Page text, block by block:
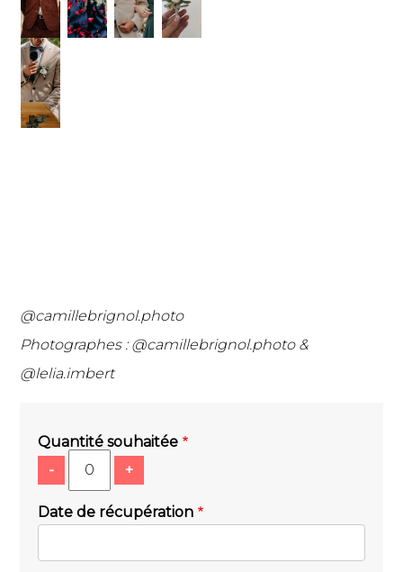
@camillebrignol.photo
Photographes : @camillebrignol.photo &
@lelia.imbert
Quantité souhaitée
-
+
Date de récupération